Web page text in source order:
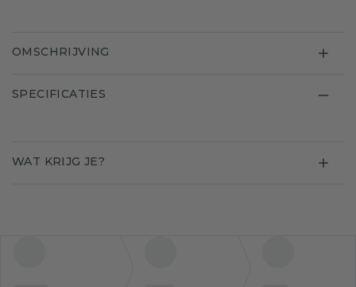
OMSCHRIJVING
SPECIFICATIES
WAT KRIJG JE?